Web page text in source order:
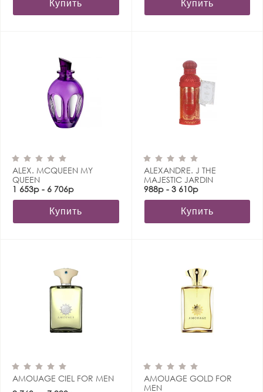
Купить Купить
ALEX. MCQUEEN MY
QUEEN
1 653р - 6 706р
Купить
ALEXANDRE. J THE
MAJESTIC JARDIN
988р - 3 610р
Купить
AMOUAGE CIEL FOR MEN
AMOUAGE GOLD FOR
MEN